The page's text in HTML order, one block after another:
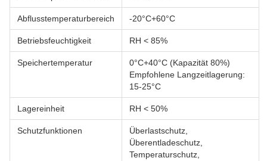
Abflusstemperaturbereich -20°C+60°C
Betriebsfeuchtigkeit RH < 85%
Speichertemperatur
0°C+40°C (Kapazität 80%)
Empfohlene Langzeitlagerung:
15-25°C
Lagereinheit RH < 50%
Schutzfunktionen
Überlastschutz,
Überentladeschutz,
Temperaturschutz,